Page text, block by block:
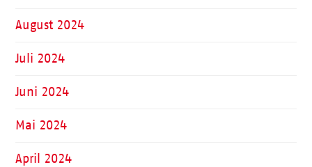
August 2024
Juli 2024
Juni 2024
Mai 2024
April 2024